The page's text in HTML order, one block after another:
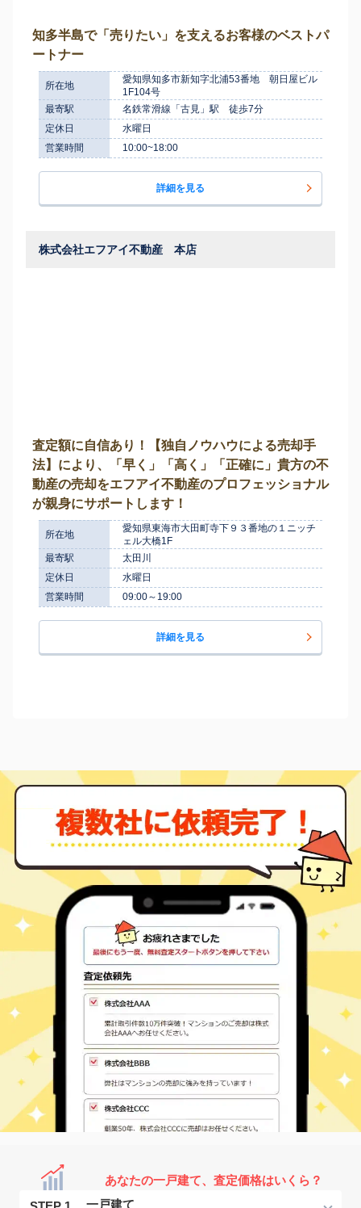
知多半島で「売りたい」を支えるお客様のベストパ
ートナー
所在地
愛知県知多市新知字北浦53番地 朝日屋ビル
1F104号
最寄駅
名鉄常滑線「古見」駅 徒歩7分
定休日
水曜日
営業時間
10:00~18:00
詳細を見る
株式会社エフアイ不動産 本店
査定額に自信あり！【独自ノウハウによる売却手
法】により、「早く」「高く」「正確に」貴方の不
動産の売却をエフアイ不動産のプロフェッショナル
が親身にサポートします！
所在地
愛知県東海市大田町寺下９３番地の１ニッチ
ェル大橋1F
最寄駅
太田川
定休日
水曜日
営業時間
09:00～19:00
詳細を見る
あなたの一戸建て、査定価格はいくら？